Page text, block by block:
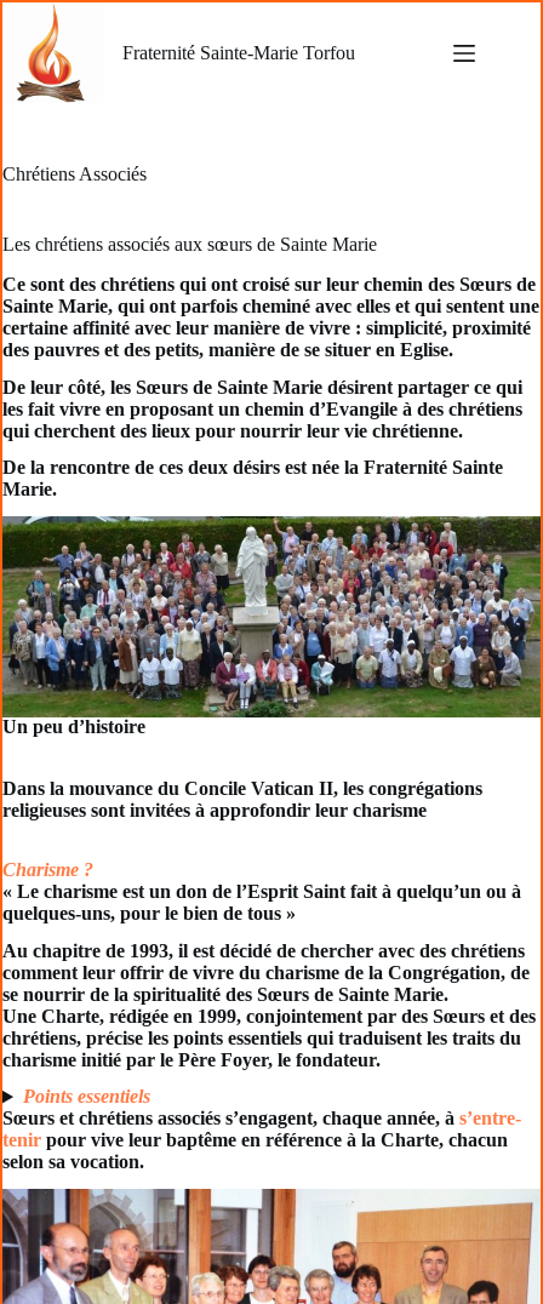
contenu
Fraternité Sainte-Marie Torfou
Chrétiens Associés
Les chrétiens associés aux sœurs de Sainte Marie
Ce sont des chrétiens qui ont croisé sur leur chemin des Sœurs de
Sainte Marie, qui ont parfois cheminé avec elles et qui sentent une
certaine affinité avec leur manière de vivre : simplicité, proximité
des pauvres et des petits, manière de se situer en Eglise.
De leur côté, les Sœurs de Sainte Marie désirent partager ce qui
les fait vivre en proposant un chemin d’Evangile à des chrétiens
qui cherchent des lieux pour nourrir leur vie chrétienne.
De la rencontre de ces deux désirs est née la Fraternité Sainte
Marie.
Un peu d’histoire
Dans la mouvance du Concile Vatican II, les congrégations
religieuses sont invitées à approfondir leur charisme
Charisme ?
« Le charisme est un don de l’Esprit Saint fait à quelqu’un ou à
quelques-uns, pour le bien de tous »
Au chapitre de 1993, il est décidé de chercher avec des chrétiens
comment leur offrir de vivre du charisme de la Congrégation, de
se nourrir de la spiritualité des Sœurs de Sainte Marie.
Une Charte, rédigée en 1999, conjointement par des Sœurs et des
chrétiens, précise les points essentiels qui traduisent les traits du
charisme initié par le Père Foyer, le fondateur.
Points essentiels
Sœurs et chrétiens associés s’engagent, chaque année, à s’entre-
tenir pour vive leur baptême en référence à la Charte, chacun
selon sa vocation.